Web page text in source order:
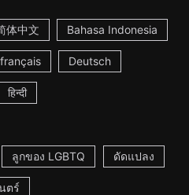
体中文 Bahasa Indonesia
français Deutsch
हिन्दी
ลูกของ LGBTQ ดัดแปลง
ตร์